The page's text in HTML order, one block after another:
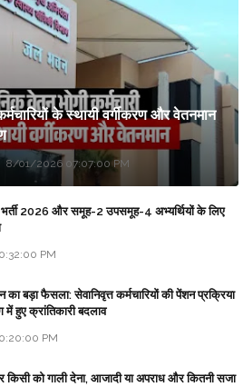
के स्थायी वर्गीकरण और वेतनमान
8/01/2026 07:07:00 PM
2026 और समूह-2 उपसमूह-4 अभ्यर्थियों के लिए
PM
बड़ा फैसला: सेवानिवृत्त कर्मचारियों की पेंशन प्रक्रिया
हुए क्रांतिकारी बदलाव
PM
किसी को गाली देना, आजादी या अपराध और कितनी सजा